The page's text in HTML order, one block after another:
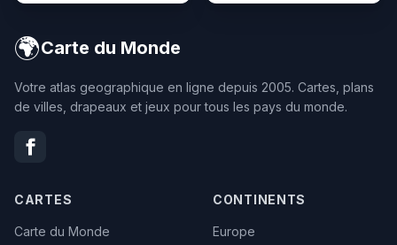
🌍Carte du Monde
Votre atlas geographique en ligne depuis 2005. Cartes, plans
de villes, drapeaux et jeux pour tous les pays du monde.
CARTES
Carte du Monde
CONTINENTS
Europe